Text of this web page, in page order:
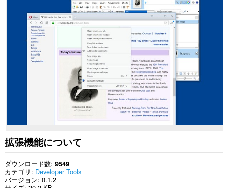
セ
ス
可
能
で
す。
This
拡張機能について
ダウンロード数 9549
カテゴリ
Developer Tools
バージョン 0.1.2